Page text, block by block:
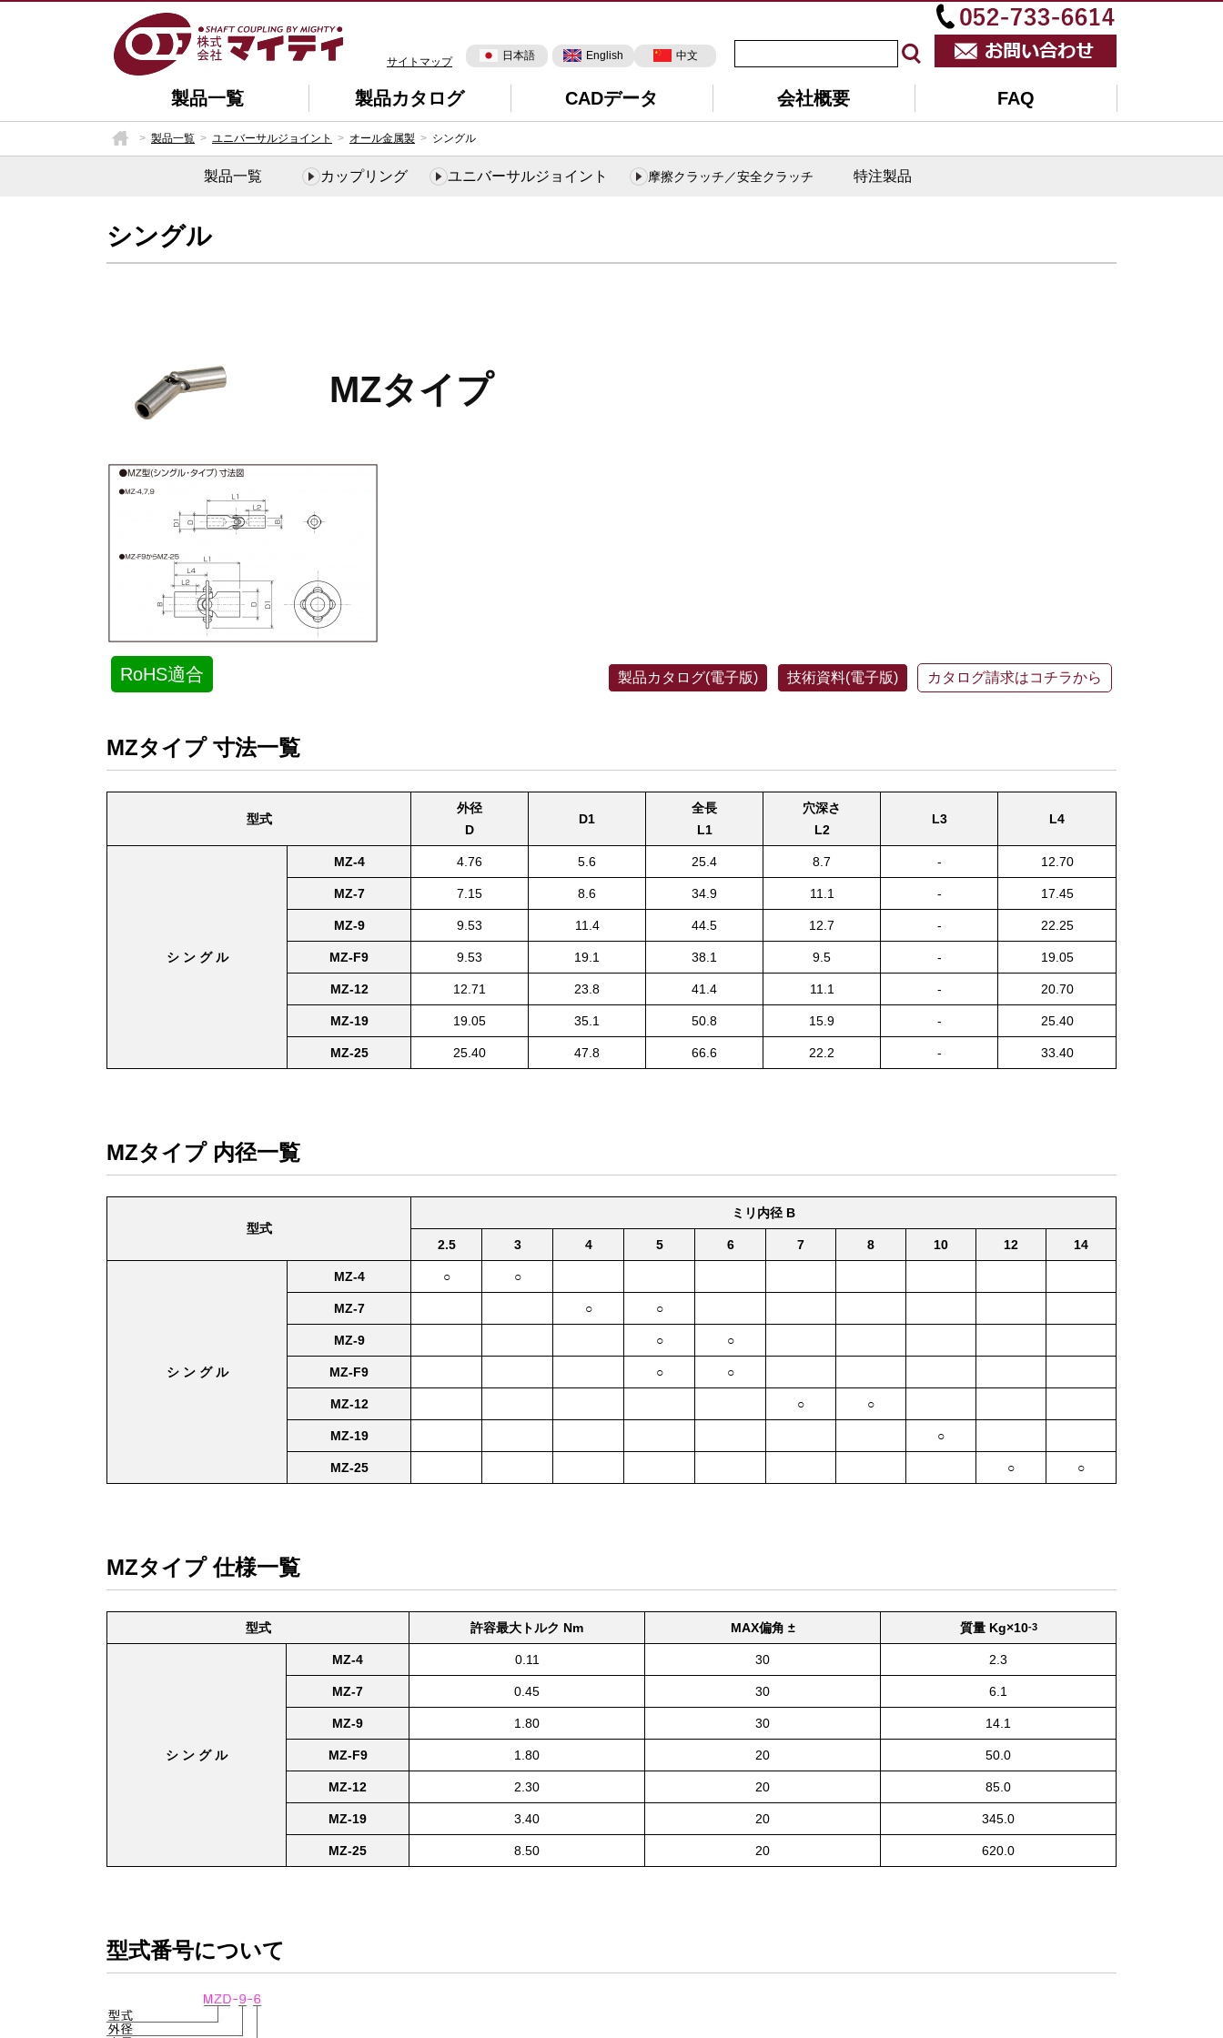
サイトマップ 日本語 English 中文
製品一覧 製品カタログ CADデータ 会社概要 FAQ
製品一覧 ユニバーサルジョイント オール金属製 シングル
製品一覧 カップリング ユニバーサルジョイント 摩擦クラッチ／安全クラッチ 特注製品
シングル
MZタイプ
製品カタログ(電子版) 技術資料(電子版) カタログ請求はコチラから
MZタイプ 寸法一覧
型式
外径
D
D1
全長
L1
穴深さ
L2
L3 L4
シ ン グ ル
MZ-4 4.76 5.6 25.4 8.7 - 12.70
MZ-7 7.15 8.6 34.9 11.1 - 17.45
MZ-9 9.53 11.4 44.5 12.7 - 22.25
MZ-F9 9.53 19.1 38.1 9.5 - 19.05
MZ-12 12.71 23.8 41.4 11.1 - 20.70
MZ-19 19.05 35.1 50.8 15.9 - 25.40
MZ-25 25.40 47.8 66.6 22.2 - 33.40
MZタイプ 内径一覧
型式
ミリ内径 B
2.5 3 4 5 6 7 8 10 12 14
シ ン グ ル
MZ-4 ○ ○
MZ-7 ○ ○
MZ-9 ○ ○
MZ-F9 ○ ○
MZ-12 ○ ○
MZ-19 ○
MZ-25 ○ ○
MZタイプ 仕様一覧
型式 許容最大トルク Nm MAX偏角 ± 質量 Kg×10-3
シ ン グ ル
MZ-4 0.11 30 2.3
MZ-7 0.45 30 6.1
MZ-9 1.80 30 14.1
MZ-F9 1.80 20 50.0
MZ-12 2.30 20 85.0
MZ-19 3.40 20 345.0
MZ-25 8.50 20 620.0
型式番号について